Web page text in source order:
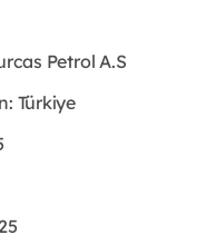
Petrol A.S
Türkiye